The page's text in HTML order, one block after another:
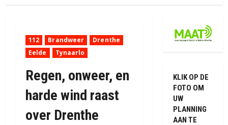
112 Brandweer
Drenthe
Eelde
Tynaarlo
Regen, onweer, en
harde wind raast
over Drenthe
KLIK OP DE
FOTO OM
UW
PLANNING
AAN TE